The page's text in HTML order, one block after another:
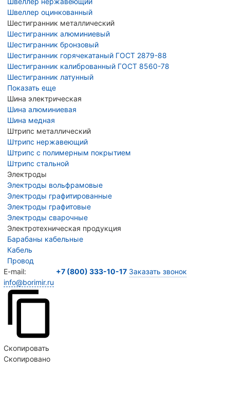
Швеллер оцинкованный
Шестигранник металлический
Шестигранник алюминиевый
Шестигранник бронзовый
Шестигранник горячекатаный ГОСТ 2879-88
Шестигранник калиброванный ГОСТ 8560-78
Шестигранник латунный
Показать еще
Шина электрическая
Шина алюминиевая
Шина медная
Штрипс металлический
Штрипс нержавеющий
Штрипс с полимерным покрытием
Штрипс стальной
Электроды
Электроды вольфрамовые
Электроды графитированные
Электроды графитовые
Электроды сварочные
Электротехническая продукция
Барабаны кабельные
Кабель
Провод
E-mail:
info@borimir.ru
Скопировать
Скопировано
+7 (800) 333-10-17 Заказать звонок